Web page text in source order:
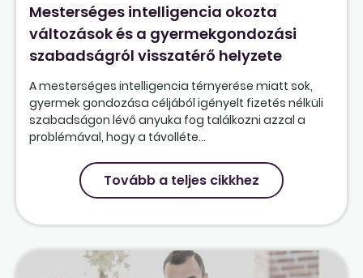
Mesterséges intelligencia okozta
változások és a gyermekgondozási
szabadságról visszatérő helyzete
A mesterséges intelligencia térnyerése miatt sok,
gyermek gondozása céljából igényelt fizetés nélküli
szabadságon lévő anyuka fog találkozni azzal a
problémával, hogy a távolléte...
Tovább a teljes cikkhez